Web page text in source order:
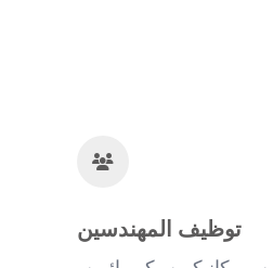
توظيف المهندسين